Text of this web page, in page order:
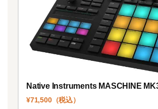
Native Instruments MASCHINE
¥71,500（税込）